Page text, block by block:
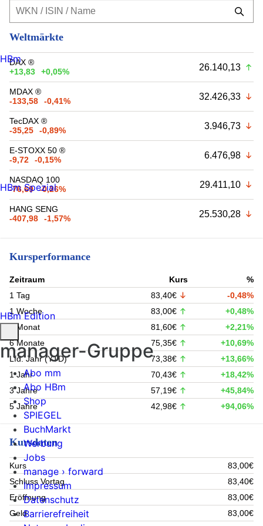
Weltmärkte
DAX ®
+13,83
+0,05% 26.140,13
MDAX ®
-133,58
-0,41% 32.426,33
TecDAX ®
-35,25
-0,89% 3.946,73
E-STOXX 50 ®
-9,72
-0,15% 6.476,98
NASDAQ 100
-76,69
-0,26% 29.411,10
HANG SENG
-407,98
-1,57% 25.530,28
Kursperformance
Zeitraum Kurs
%
1 Tag
83,40€
-0,48%
1 Woche
83,00€
+0,48%
1 Monat
81,60€
+2,21%
6 Monate
75,35€
+10,69%
Lfd. Jahr (YTD)
73,38€
+13,66%
1 Jahr
70,43€
+18,42%
3 Jahre
57,19€
+45,84%
5 Jahre
42,98€ +94,06%
Kursdaten
Kurs
83,00€
Schluss Vortag
83,40€
Eröffnung
83,00€
Geld
83,00€
HBm
HBm Spezial
HBm Edition
manager-Gruppe
Abo mm
Abo HBm
Shop
SPIEGEL
BuchMarkt
Werbung
Jobs
manage › forward
Impressum
Datenschutz
Barrierefreiheit